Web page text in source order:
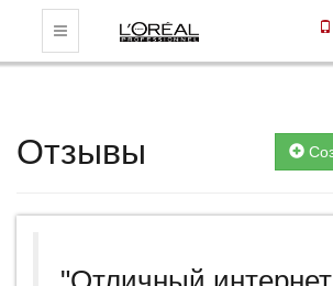
Toggle Navigation
Отзывы